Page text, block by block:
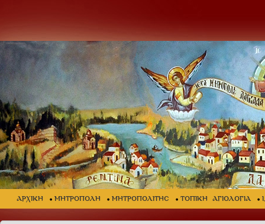
ΑΡΧΙΚΗ ΜΗΤΡΟΠΟΛΗ ΜΗΤΡΟΠΟΛΙΤΗΣ ΤΟΠΙΚΗ ΑΓΙΟΛΟΓΙΑ